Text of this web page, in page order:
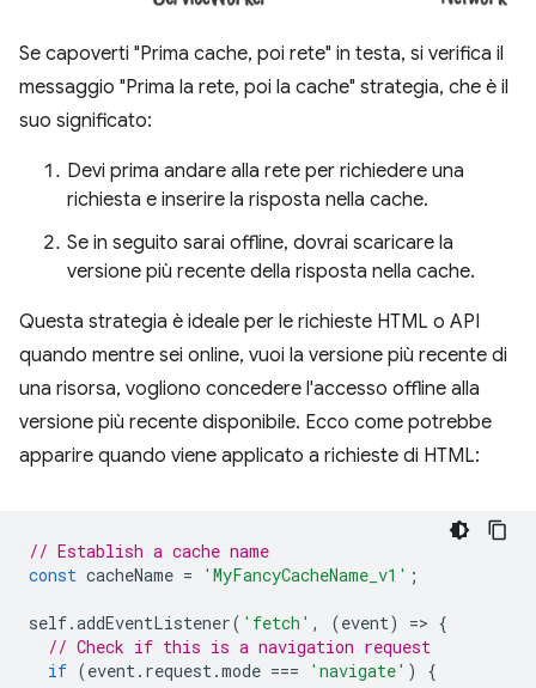
Se capoverti "Prima cache, poi rete" in testa, si verifica il
messaggio "Prima la rete, poi la cache" strategia, che è il
suo significato:
Devi prima andare alla rete per richiedere una
richiesta e inserire la risposta nella cache.
Se in seguito sarai offline, dovrai scaricare la
versione più recente della risposta nella cache.
Questa strategia è ideale per le richieste HTML o API
quando mentre sei online, vuoi la versione più recente di
una risorsa, vogliono concedere l'accesso offline alla
versione più recente disponibile. Ecco come potrebbe
apparire quando viene applicato a richieste di HTML:
// Establish a cache name
const cacheName = 'MyFancyCacheName_v1' ;
self.addEventListener( 'fetch' , (event) => {
// Check if this is a navigation request
if (event. request.mode === 'navigate' )
{